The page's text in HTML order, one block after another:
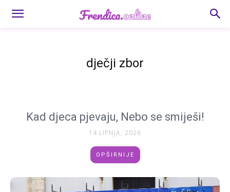
dječji zbor
Kad djeca pjevaju, Nebo se smiješi!
14 LIPNJA, 2026
OPŠIRNIJE